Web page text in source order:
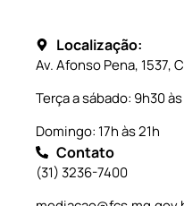
Localização:
Av. Afonso Pena, 1537,
Terça a sábado: 9h30 às
Domingo: 17h às 21h
Contato
(31) 3236-7400